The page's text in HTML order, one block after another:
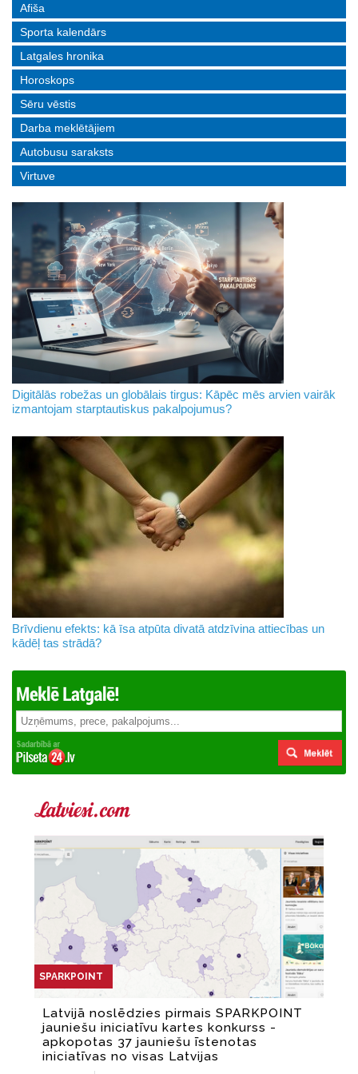
Afiša
Sporta kalendārs
Latgales hronika
Horoskops
Sēru vēstis
Darba meklētājiem
Autobusu saraksts
Virtuve
Digitālās robežas un globālais tirgus: Kāpēc mēs arvien vairāk
izmantojam starptautiskus pakalpojumus?
Brīvdienu efekts: kā īsa atpūta divatā atdzīvina attiecības un
kādēļ tas strādā?